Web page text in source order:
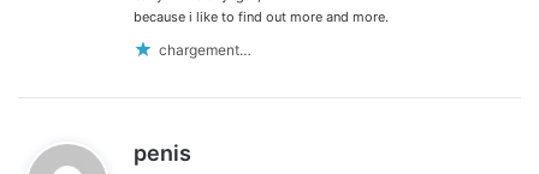
because i like to find out more and more.
chargement…
penis